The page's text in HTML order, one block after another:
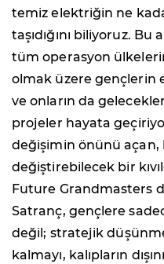
temiz elektriğin ne
taşıdığını biliyoruz.
tüm operasyon
olmak üzere gençlerin
ve onların da
projeler hayata
değişimin önünü açan,
değiştirebilecek bir
Future Grandmasters
Satranç, gençlere
değil; stratejik
kalmayı, kalıpların